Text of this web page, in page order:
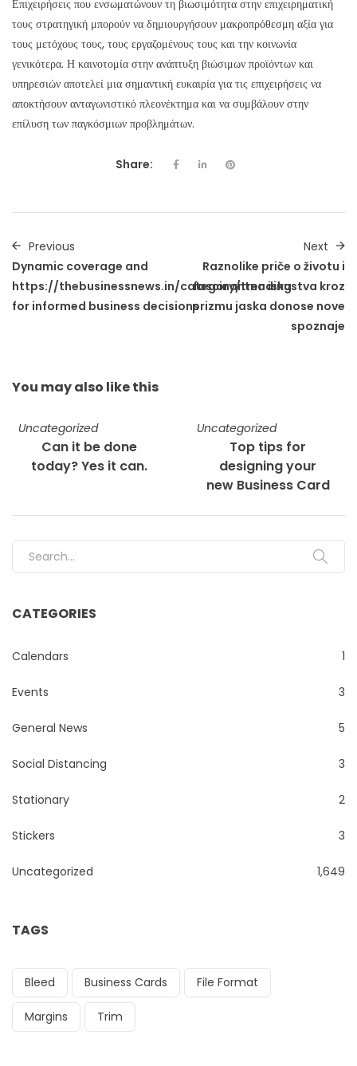
Επιχειρήσεις που ενσωματώνουν τη βιωσιμότητα στην επιχειρηματική
τους στρατηγική μπορούν να δημιουργήσουν μακροπρόθεσμη αξία για
τους μετόχους τους, τους εργαζομένους τους και την κοινωνία
γενικότερα. Η καινοτομία στην ανάπτυξη βιώσιμων προϊόντων και
υπηρεσιών αποτελεί μια σημαντική ευκαιρία για τις επιχειρήσεις να
αποκτήσουν ανταγωνιστικό πλεονέκτημα και να συμβάλουν στην
επίλυση των παγκόσμιων προβλημάτων.
Share:
Previous
Dynamic coverage and
https://thebusinessnews.in/category/trending
for informed business decisions
Next
Raznolike priče o životu i
fascinantna iskustva kroz
prizmu jaska donose nove
spoznaje
You may also like this
Uncategorized
Can it be done
today? Yes it can.
Uncategorized
Top tips for
designing your
new Business Card
Search for:
CATEGORIES
Calendars 1
Events 3
General News 5
Social Distancing 3
Stationary 2
Stickers 3
Uncategorized 1,649
TAGS
Bleed Business Cards File Format
Margins Trim